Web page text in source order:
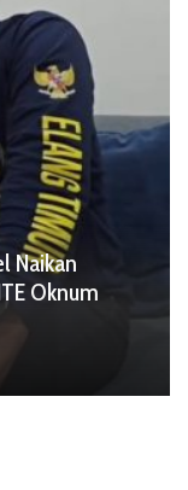
Naikan
Oknum